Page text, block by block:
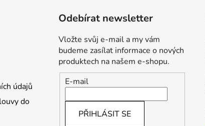
údajů
do
Odebírat newsletter
Vložte svůj e-mail a my vám
budeme zasílat informace o nových
produktech na našem e-shopu.
E-mail
PŘIHLÁSIT SE